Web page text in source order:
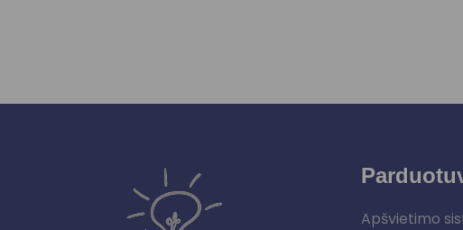
Apšvietimo